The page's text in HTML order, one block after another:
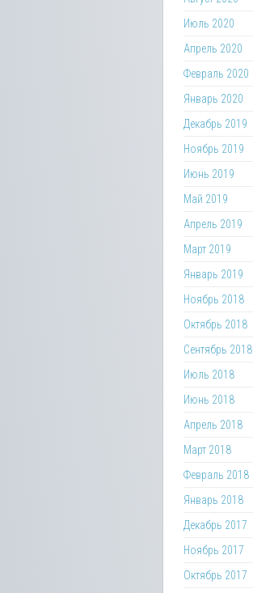
Июль 2020
Апрель 2020
Февраль 2020
Январь 2020
Декабрь 2019
Ноябрь 2019
Июнь 2019
Май 2019
Апрель 2019
Март 2019
Январь 2019
Ноябрь 2018
Октябрь 2018
Сентябрь 2018
Июль 2018
Июнь 2018
Апрель 2018
Март 2018
Февраль 2018
Январь 2018
Декабрь 2017
Ноябрь 2017
Октябрь 2017